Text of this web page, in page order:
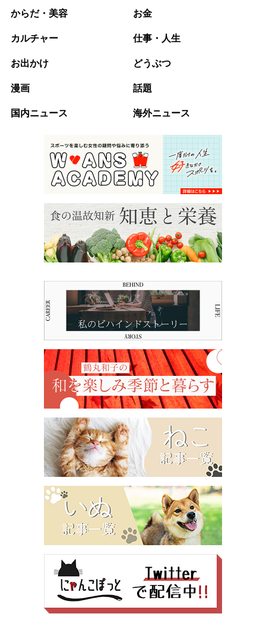
からだ・美容 お金
カルチャー 仕事・人生
お出かけ どうぶつ
漫画 話題
国内ニュース 海外ニュース